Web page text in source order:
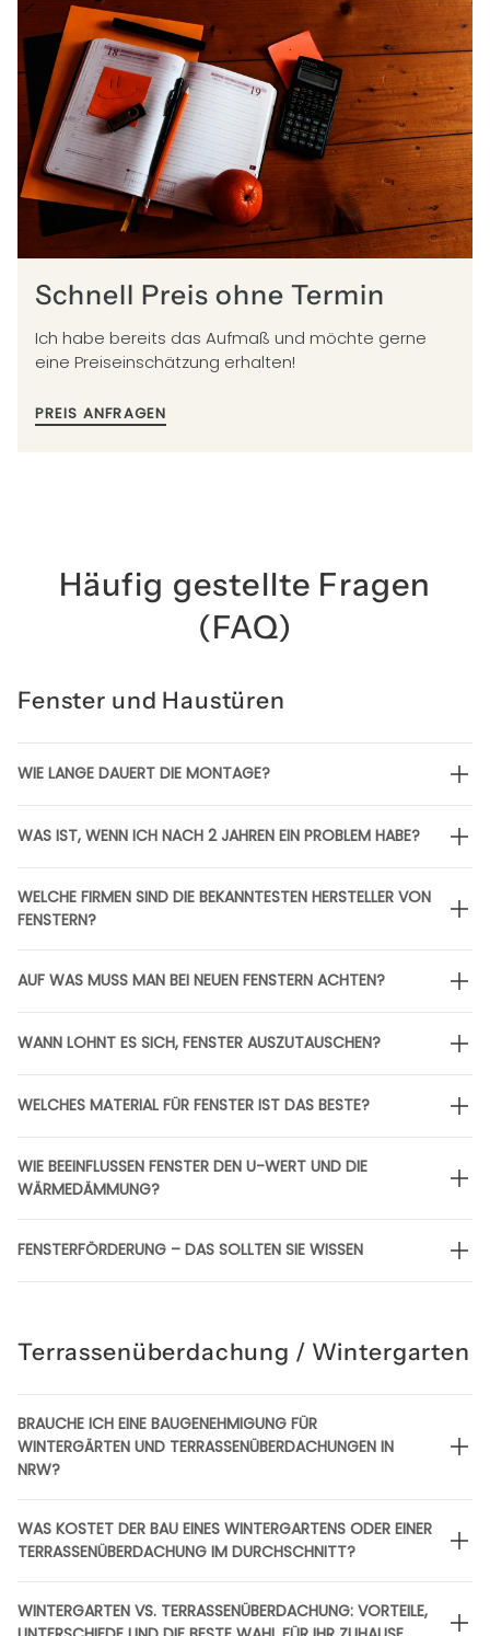
Schnell Preis ohne Termin
Ich habe bereits das Aufmaß und möchte gerne
eine Preiseinschätzung erhalten!
PREIS ANFRAGEN
Häufig gestellte Fragen
(FAQ)
Fenster und Haustüren
WIE LANGE DAUERT DIE MONTAGE?
WAS IST, WENN ICH NACH 2 JAHREN EIN PROBLEM HABE?
WELCHE FIRMEN SIND DIE BEKANNTESTEN HERSTELLER VON
FENSTERN?
AUF WAS MUSS MAN BEI NEUEN FENSTERN ACHTEN?
WANN LOHNT ES SICH, FENSTER AUSZUTAUSCHEN?
WELCHES MATERIAL FÜR FENSTER IST DAS BESTE?
WIE BEEINFLUSSEN FENSTER DEN U-WERT UND DIE
WÄRMEDÄMMUNG?
FENSTERFÖRDERUNG – DAS SOLLTEN SIE WISSEN
Terrassenüberdachung / Wintergarten
BRAUCHE ICH EINE BAUGENEHMIGUNG FÜR
WINTERGÄRTEN UND TERRASSENÜBERDACHUNGEN IN
NRW?
WAS KOSTET DER BAU EINES WINTERGARTENS ODER EINER
TERRASSENÜBERDACHUNG IM DURCHSCHNITT?
WINTERGARTEN VS. TERRASSENÜBERDACHUNG: VORTEILE,